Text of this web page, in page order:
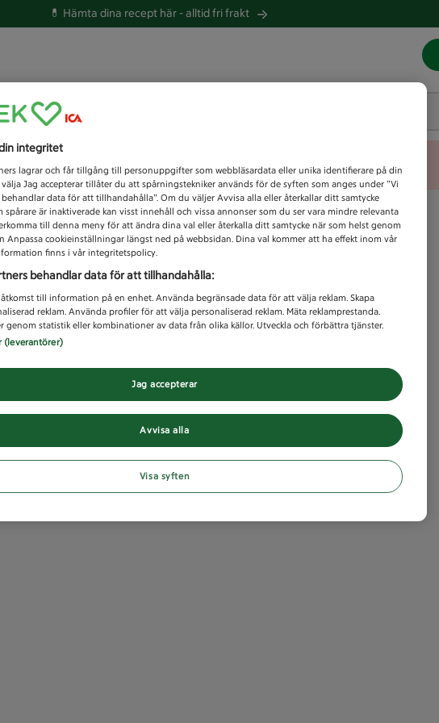
💊 Hämta dina recept här -alltid fri frakt
idag?
Unknown error
integritet
lagrar och får tillgång till personuppgifter som webbläsardata eller unika identifierare på din
Jag accepterar tillåter du att spårningstekniker används för de syften som anges under ”Vi
data för att tillhandahålla”. Om du väljer Avvisa alla eller återkallar ditt samtycke
spårare är inaktiverade kan visst innehåll och vissa annonser som du ser vara mindre relevanta
till denna meny för att ändra dina val eller återkalla ditt samtycke när som helst genom
Anpassa cookieinställningar längst ned på webbsidan. Dina val kommer att ha effekt inom vår
finns i vår integritetspolicy.
behandlar data för att tillhandahålla:
till information på en enhet. Använda begränsade data för att välja reklam. Skapa
reklam. Använda profiler för att välja personaliserad reklam. Mäta reklamprestanda.
genom statistik eller kombinationer av data från olika källor. Utveckla och förbättra tjänster.
(leverantörer)
Avvisa alla
Jag accepterar
Visa syften